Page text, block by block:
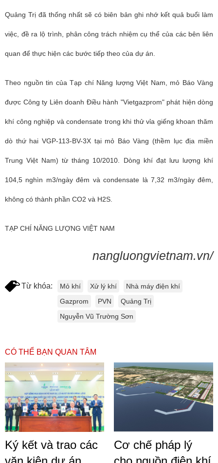
Quảng Trị đã thống nhất sẽ có biên bản ghi nhớ kết quả buổi làm
việc, đề ra lộ trình, phân công trách nhiệm cụ thể của các bên liên
quan để thực hiện các bước tiếp theo của dự án.
Theo nguồn tin của Tạp chí Năng lượng Việt Nam, mỏ Báo Vàng
được Công ty Liên doanh Điều hành "Vietgazprom" phát hiện dòng
khí công nghiệp và condensate trong khi thử vỉa giếng khoan thăm
dò thứ hai VGP-113-BV-3X tại mỏ Báo Vàng (thềm lục địa miền
Trung Việt Nam) từ tháng 10/2010. Dòng khí đạt lưu lượng khí
104,5 nghìn m3/ngày đêm và condensate là 7,32 m3/ngày đêm,
không có thành phần CO2 và H2S.
TẠP CHÍ NĂNG LƯỢNG VIỆT NAM
nangluongvietnam.vn/
Từ khóa: Mỏ khí Xử lý khí
Nhà máy điện khí
Gazprom
PVN
Quảng Trị
Nguyễn Vũ Trường Sơn
CÓ THỂ BẠN QUAN TÂM
Ký kết và trao các
Cơ chế pháp lý